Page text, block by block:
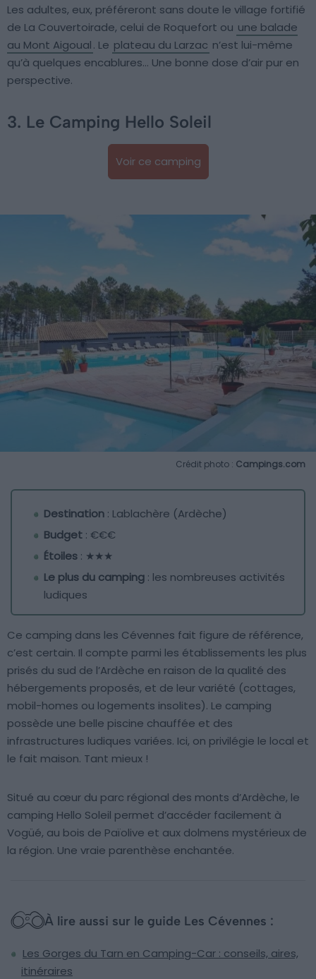
Les adultes, eux, préféreront sans doute le village fortifié
de La Couvertoirade, celui de Roquefort ou une balade
au Mont Aigoual. Le plateau du Larzac n’est lui-même
qu’à quelques encablures… Une bonne dose d’air pur en
perspective.
3. Le Camping Hello Soleil
Voir ce camping
Crédit photo : Campings.com
Destination : Lablachère (Ardèche)
Budget : €€€
Étoiles : ★★★
Le plus du camping : les nombreuses activités
ludiques
Ce camping dans les Cévennes fait figure de référence,
c’est certain. Il compte parmi les établissements les plus
prisés du sud de l’Ardèche en raison de la qualité des
hébergements proposés, et de leur variété (cottages,
mobil-homes ou logements insolites). Le camping
possède une belle piscine chauffée et des
infrastructures ludiques variées. Ici, on privilégie le local et
le fait maison. Tant mieux !
Situé au cœur du parc régional des monts d’Ardèche, le
camping Hello Soleil permet d’accéder facilement à
Vogüé, au bois de Païolive et aux dolmens mystérieux de
la région. Une vraie parenthèse enchantée.
À lire aussi sur le guide Les Cévennes :
Les Gorges du Tarn en Camping-Car : conseils, aires,
itinéraires